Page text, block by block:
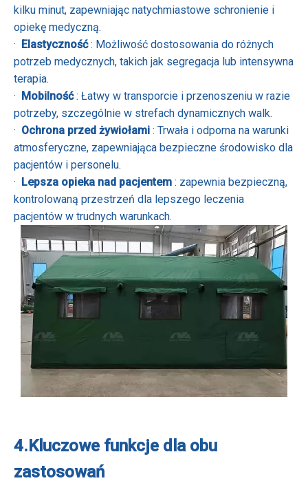
kilku minut, zapewniając natychmiastowe schronienie i
opiekę medyczną.
· Elastyczność: Możliwość dostosowania do różnych
potrzeb medycznych, takich jak segregacja lub intensywna
terapia.
· Mobilność: Łatwy w transporcie i przenoszeniu w razie
potrzeby, szczególnie w strefach dynamicznych walk.
· Ochrona przed żywiołami : Trwała i odporna na warunki
atmosferyczne, zapewniająca bezpieczne środowisko dla
pacjentów i personelu.
· Lepsza opieka nad pacjentem : zapewnia bezpieczną,
kontrolowaną przestrzeń dla lepszego leczenia
pacjentów w trudnych warunkach.
4.Kluczowe funkcje dla obu
zastosowań